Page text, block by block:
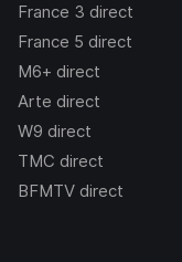
France 3 direct
France 5 direct
M6+ direct
Arte direct
W9 direct
TMC direct
BFMTV direct